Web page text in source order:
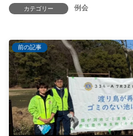
カテゴリー 例会
前の記事